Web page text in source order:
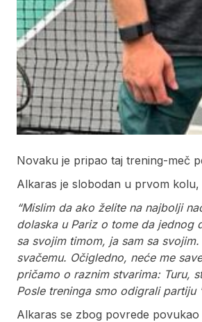
Novaku je pripao taj trening-meč
Alkaras je slobodan u prvom
“Mislim da ako želite na najbolji
dolaska u Pariz o tome da jednog
sa svojim timom, ja sam sa
svačemu. Očigledno, neće me
pričamo o raznim stvarima: Turu,
Posle treninga smo odigrali partiju
Alkaras se zbog povrede